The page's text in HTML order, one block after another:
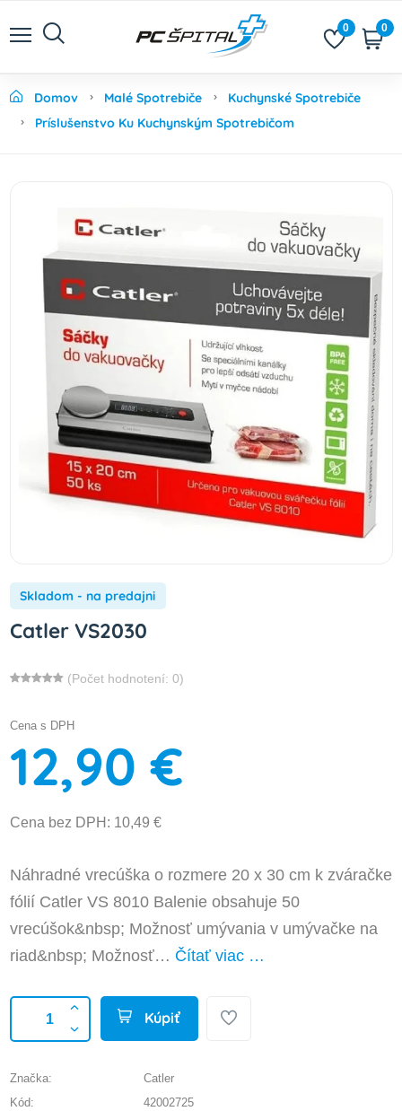
0 0
Domov Malé Spotrebiče
Kuchynské Spotrebiče
Príslušenstvo Ku Kuchynským Spotrebičom
Skladom - na predajni
Catler VS2030
(Počet hodnotení: 0)
Cena s DPH
12,90 €
Cena bez DPH: 10,49 €
Náhradné vrecúška o rozmere 20 x 30 cm k zváračke
fólií Catler VS 8010 Balenie obsahuje 50
vrecúšok&nbsp; Možnosť umývania v umývačke na
riad&nbsp; Možnosť… Čítať viac …
Kúpiť
Značka:
Catler
Kód:
42002725